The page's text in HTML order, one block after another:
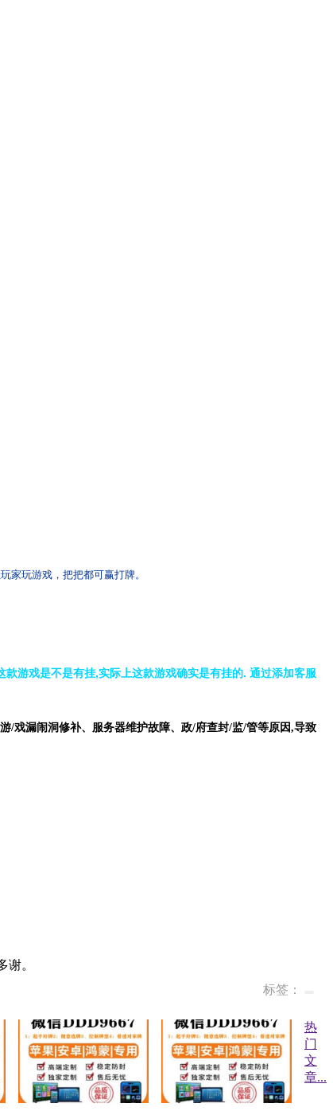
家玩游戏，把把都可赢打牌。
游戏是不是有挂,实际上这款游戏确实是有挂的. 通过添加客服
/戏漏闹洞修补、服务器维护故障、政/府查封/监/管等原因,导致
。
标签：
热
门
文
章...